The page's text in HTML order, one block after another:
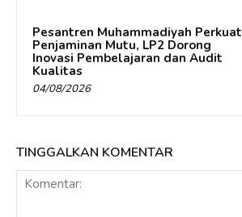
Pesantren Muhammadiyah Perkuat
Penjaminan Mutu, LP2 Dorong
Inovasi Pembelajaran dan Audit
Kualitas
04/08/2026
TINGGALKAN KOMENTAR